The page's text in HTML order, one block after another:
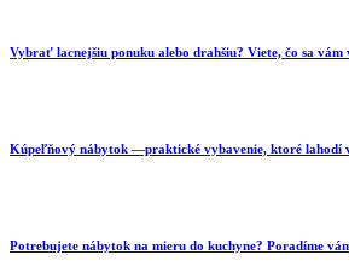
Vybrať lacnejšiu ponuku alebo drahšiu? Viete, čo sa vám
Kúpeľňový nábytok —praktické vybavenie, ktoré lahodí
Potrebujete nábytok na mieru do kuchyne? Poradíme